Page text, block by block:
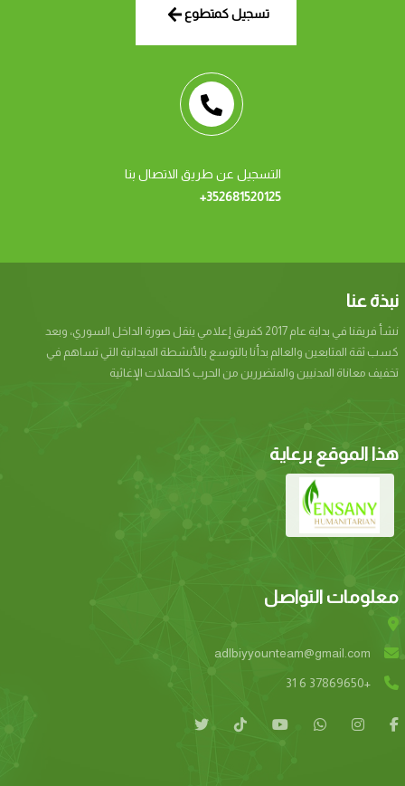
تسجيل كمتطوع
التسجيل عن طريق الاتصال بنا
+352681520125
نبذة عنا
نشأ فريقنا في بداية عام 2017 كفريق إعلامي ينقل صورة الداخل السوري، وبعد
كسب ثقة المتابعين والعالم بدأنا بالتوسع بالأنشطة الميدانية التي تساهم في
تخفيف معاناة المدنيين والمتضررين من الحرب كالحملات الإغاثية
هذا الموقع برعاية
معلومات التواصل
adlbiyyounteam@gmail.com
+31 6 37869650